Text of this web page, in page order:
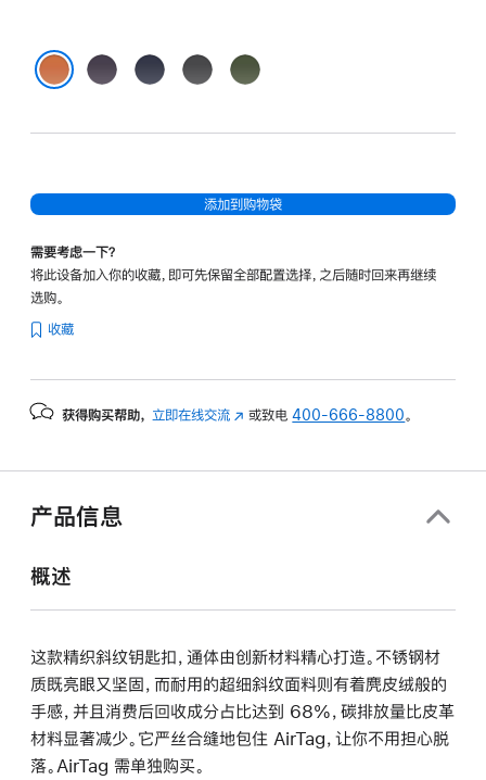
午
海
黑
青
添加到购物袋
需要考虑一下？
将此设备加入你的收藏，即可先保留全部配置选择，之后随时回来再继续
选购。
收藏
获得购买帮助， 立即在线交流 (在 或致电400-666-8800。
产品信息
概述
这款精织斜纹钥匙扣，通体由创新材料精心打造。不锈钢材
质既亮眼又坚固，而耐用的超细斜纹面料则有着麂皮绒般的
手感，并且消费后回收成分占比达到 68%，碳排放量比皮革
材料显著减少。它严丝合缝地包住 AirTag，让你不用担心脱
落。AirTag 需单独购买。